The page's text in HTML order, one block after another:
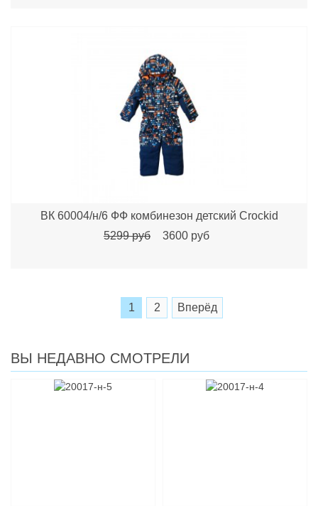
ВК 60004/н/6 ФФ комбинезон детский Crockid
5299 руб
3600 руб
1 2 Вперёд
ВЫ НЕДАВНО СМОТРЕЛИ